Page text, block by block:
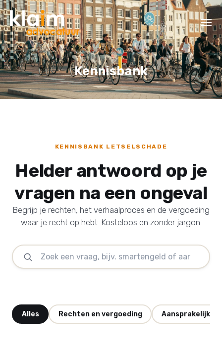
Kennisbank
KENNISBANK LETSELSCHADE
Helder antwoord op je
vragen na een ongeval
Begrijp je rechten, het verhaalproces en de vergoeding
waar je recht op hebt. Kosteloos en zonder jargon.
Alles Rechten en vergoeding